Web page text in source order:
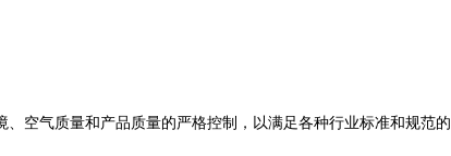
空气质量和产品质量的严格控制，以满足各种行业标准和规范的